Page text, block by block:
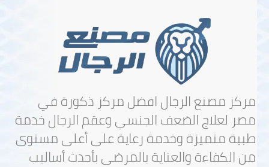
مركز مصنع الرجال افضل مركز ذكورة في
مصر لعلاج الضعف الجنسي وعقم الرجال خدمة
طبية متميزة وخدمة رعاية على أعلى مستوى
من الكفاءة والعناية بالمرضى بأحدث أساليب